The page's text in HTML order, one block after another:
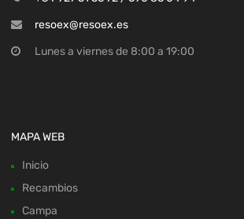
resoex@resoex.es
Lunes a viernes de 8:00 a 19:00
MAPA WEB
Inicio
Recambios
Campa